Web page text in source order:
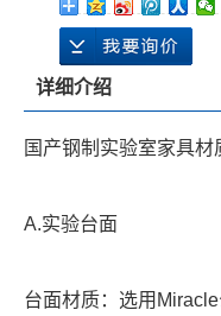
详细介绍
国产钢制实验室家具材
A.实验台面
台面材质：选用